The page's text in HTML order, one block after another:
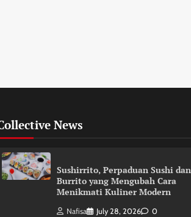
News
Sushirrito, Perpaduan Sushi dan
Burrito yang Mengubah Cara
Menikmati Kuliner Modern
Nafisa July 28, 2026 0